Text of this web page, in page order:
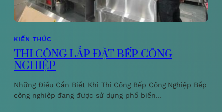
KIẾN THỨC
THI CÔNG LẮP ĐẶT BẾP CÔNG
NGHIỆP
Những Điều Cần Biết Khi Thi Công Bếp Công Nghiệp Bếp
công nghiệp đang được sử dụng phổ biến…